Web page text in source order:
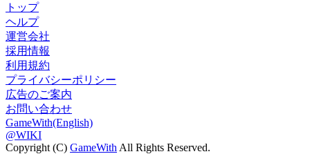
トップ
ヘルプ
運営会社
採用情報
利用規約
プライバシーポリシー
広告のご案内
お問い合わせ
GameWith(English)
@WIKI
Copyright (C) GameWith All Rights Reserved.